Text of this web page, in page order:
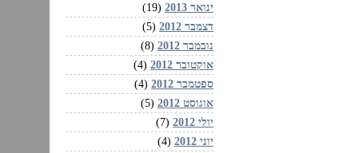
ינואר 2013
(19)
דצמבר 2012
(5)
נובמבר 2012
(8)
אוקטובר 2012
(4)
ספטמבר 2012
(4)
אוגוסט 2012
(5)
יולי 2012
(7)
יוני 2012
(4)